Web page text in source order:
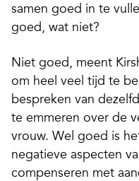
samen goed in te
goed, wat niet?
Niet goed, meent
om heel veel tijd te
bespreken van
te emmeren over de
vrouw. Wel goed is
negatieve aspecten
compenseren met